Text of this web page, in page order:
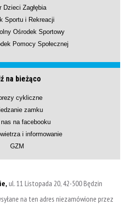
Dzieci Zagłębia
Sportu i Rekreacji
Ośrodek Sportowy
Pomocy Społecznej
na bieżąco
cykliczne
zamku
nas na facebooku
i informowanie
GZM
ul. 11 Listopada 20, 42-500 Będzin
na ten adres niezamówione przez